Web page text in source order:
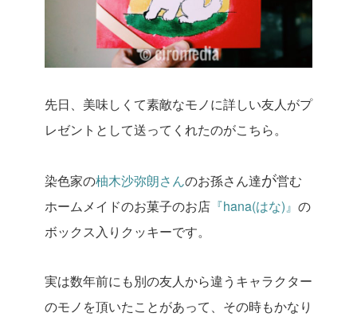
先日、美味しくて素敵なモノに詳しい友人がプ
レゼントとして送ってくれたのがこちら。
染色家の柚木沙弥朗さんのお孫さん達が営む
ホームメイドのお菓子のお店 『hana(はな)』 の
ボックス入りクッキーです。
実は数年前にも別の友人から違うキャラクター
のモノを頂いたことがあって、 その時もかなり